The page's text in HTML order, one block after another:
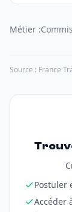
Métier :
Source : France
Postuler
Accéder